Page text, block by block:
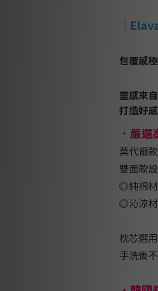
｜ E
包覆感
靈感來
打造好
． 嚴選
莫代爾
雙面款
◎純棉材
◎沁涼材
枕芯選
手洗後